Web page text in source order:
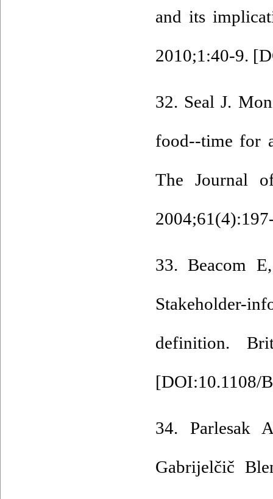
and its
2010;1:40-9. [
32. Seal J.
food--time for
The Journal
33. Beacom
Stakeholder-
definition.
[DOI:10.1108/
34. Parlesak
Gabrijelčič